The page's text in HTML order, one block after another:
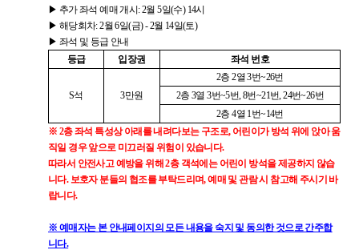
▶ 추가 좌석 예매 개시: 2월 5일(수) 14시
▶ 해당회차: 2월 6일(금) - 2월 14일(토)
▶ 좌석 및 등급 안내
등급
입장권 좌석 번호
S석 3만원
2층 2열 3번~26번
2층 3열 3번~5번, 8번~21번, 24번~26번
2층 4열 1번~14번
※ 2층 좌석 특성상 아래를 내려다보는 구조로, 어린이가 방석 위에 앉아 움
직일 경우 앞으로 미끄러질 위험이 있습니다.
따라서 안전사고 예방을 위해 2층 객석에는 어린이 방석을 제공하지 않습
니다. 보호자 분들의 협조를 부탁드리며, 예매 및 관람 시 참고해 주시기 바
랍니다.
※ 예매자는 본 안내페이지의 모든 내용을 숙지 및 동의한 것으로 간주합
니다.